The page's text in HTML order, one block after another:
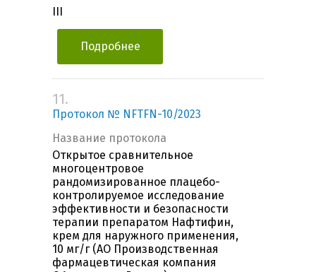
Подробнее
11.
Протокол № NFTFN-10/2023
Название протокола
Открытое сравнительное
многоцентровое
рандомизированное плацебо-
контролируемое исследование
эффективности и безопасности
терапии препаратом Нафтифин,
крем для наружного применения,
10 мг/г (АО Производственная
фармацевтическая компания